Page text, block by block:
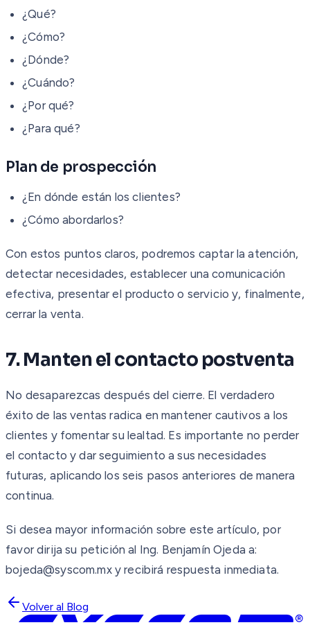
¿Qué?
¿Cómo?
¿Dónde?
¿Cuándo?
¿Por qué?
¿Para qué?
Plan de prospección
¿En dónde están los clientes?
¿Cómo abordarlos?
Con estos puntos claros, podremos captar la atención,
detectar necesidades, establecer una comunicación
efectiva, presentar el producto o servicio y, finalmente,
cerrar la venta.
7. Manten el contacto postventa
No desaparezcas después del cierre. El verdadero
éxito de las ventas radica en mantener cautivos a los
clientes y fomentar su lealtad. Es importante no perder
el contacto y dar seguimiento a sus necesidades
futuras, aplicando los seis pasos anteriores de manera
continua.
Si desea mayor información sobre este artículo, por
favor dirija su petición al Ing. Benjamín Ojeda a:
bojeda@syscom.mx y recibirá respuesta inmediata.
Volver al Blog